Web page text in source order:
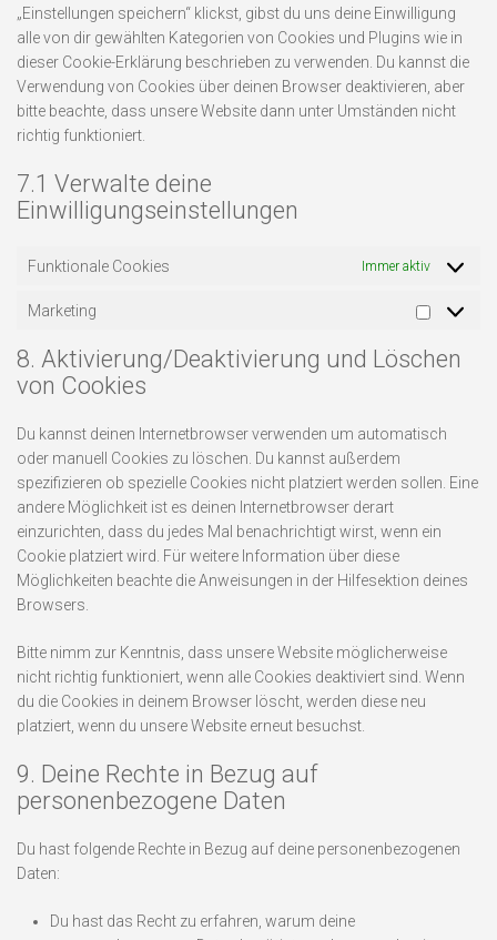
„Einstellungen speichern“ klickst, gibst du uns deine Einwilligung
alle von dir gewählten Kategorien von Cookies und Plugins wie in
dieser Cookie-Erklärung beschrieben zu verwenden. Du kannst die
Verwendung von Cookies über deinen Browser deaktivieren, aber
bitte beachte, dass unsere Website dann unter Umständen nicht
richtig funktioniert.
7.1 Verwalte deine
Einwilligungseinstellungen
Funktionale Cookies Immer aktiv
Marketing
8. Aktivierung/Deaktivierung und Löschen
von Cookies
Du kannst deinen Internetbrowser verwenden um automatisch
oder manuell Cookies zu löschen. Du kannst außerdem
spezifizieren ob spezielle Cookies nicht platziert werden sollen. Eine
andere Möglichkeit ist es deinen Internetbrowser derart
einzurichten, dass du jedes Mal benachrichtigt wirst, wenn ein
Cookie platziert wird. Für weitere Information über diese
Möglichkeiten beachte die Anweisungen in der Hilfesektion deines
Browsers.
Bitte nimm zur Kenntnis, dass unsere Website möglicherweise
nicht richtig funktioniert, wenn alle Cookies deaktiviert sind. Wenn
du die Cookies in deinem Browser löscht, werden diese neu
platziert, wenn du unsere Website erneut besuchst.
9. Deine Rechte in Bezug auf
personenbezogene Daten
Du hast folgende Rechte in Bezug auf deine personenbezogenen
Daten:
Du hast das Recht zu erfahren, warum deine